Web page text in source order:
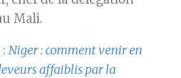
Mali.
Niger : comment venir en
affaiblis par la